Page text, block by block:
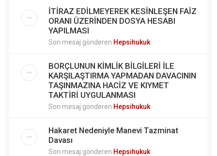
İTİRAZ EDİLMEYEREK KESİNLEŞEN FAİZ
ORANI ÜZERİNDEN DOSYA HESABI
YAPILMASI
Son mesaj gönderen Hepsihukuk
BORÇLUNUN KİMLİK BİLGİLERİ İLE
KARŞILAŞTIRMA YAPMADAN DAVACININ
TAŞINMAZINA HACİZ VE KIYMET
TAKTİRİ UYGULANMASI
Son mesaj gönderen Hepsihukuk
Hakaret Nedeniyle Manevi Tazminat
Davası
Son mesaj gönderen Hepsihukuk